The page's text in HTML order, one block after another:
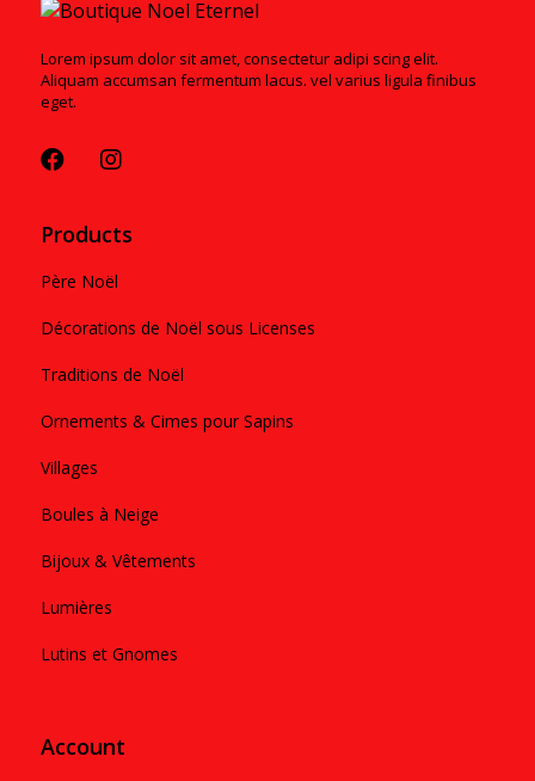
Lorem ipsum dolor sit amet, consectetur adipi scing elit.
Aliquam accumsan fermentum lacus. vel varius ligula finibus
eget.
Products
Père Noël
Décorations de Noël sous Licenses
Traditions de Noël
Ornements & Cimes pour Sapins
Villages
Boules à Neige
Bijoux & Vêtements
Lumières
Lutins et Gnomes
Account